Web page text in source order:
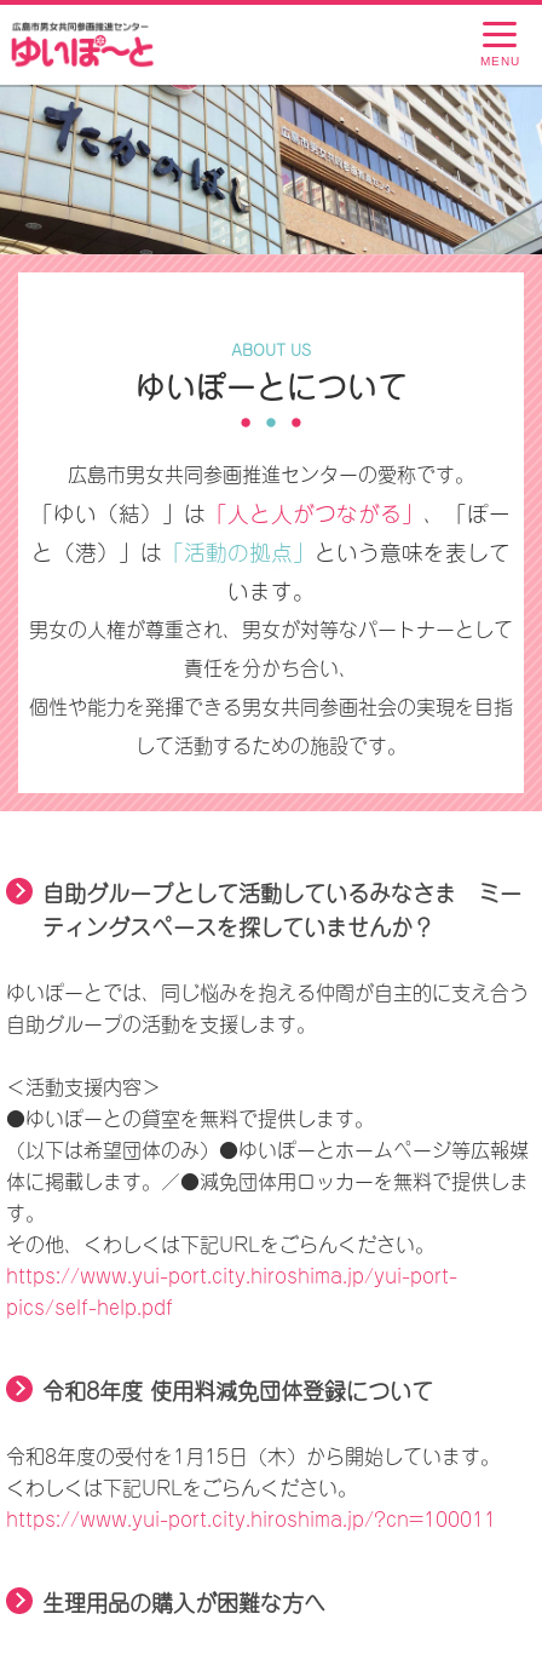
ABOUT US
ゆいぽーとについて
広島市男女共同参画推進センターの愛称です。
「ゆい（結）」は 「人と人がつながる」 、「ぽー
と（港）」は 「活動の拠点」 という意味を表して
います。
男女の人権が尊重され、男女が対等なパートナーとして
責任を分かち合い、
個性や能力を発揮できる男女共同参画社会の実現を目指
して活動するための施設です。
自助グループとして活動しているみなさま ミー
ティングスペースを探していませんか？
ゆいぽーとでは、同じ悩みを抱える仲間が自主的に支え合う
自助グループの活動を支援します。
＜活動支援内容＞
●ゆいぽーとの貸室を無料で提供します。
（以下は希望団体のみ）●ゆいぽーとホームページ等広報媒
体に掲載します。／●減免団体用ロッカーを無料で提供しま
す。
その他、くわしくは下記URLをごらんください。
https://www.yui-port.city.hiroshima.jp/yui-port-
pics/self-help.pdf
令和8年度 使用料減免団体登録について
令和8年度の受付を1月15日（木）から開始しています。
くわしくは下記URLをごらんください。
https://www.yui-port.city.hiroshima.jp/?cn=100011
生理用品の購入が困難な方へ
MENU